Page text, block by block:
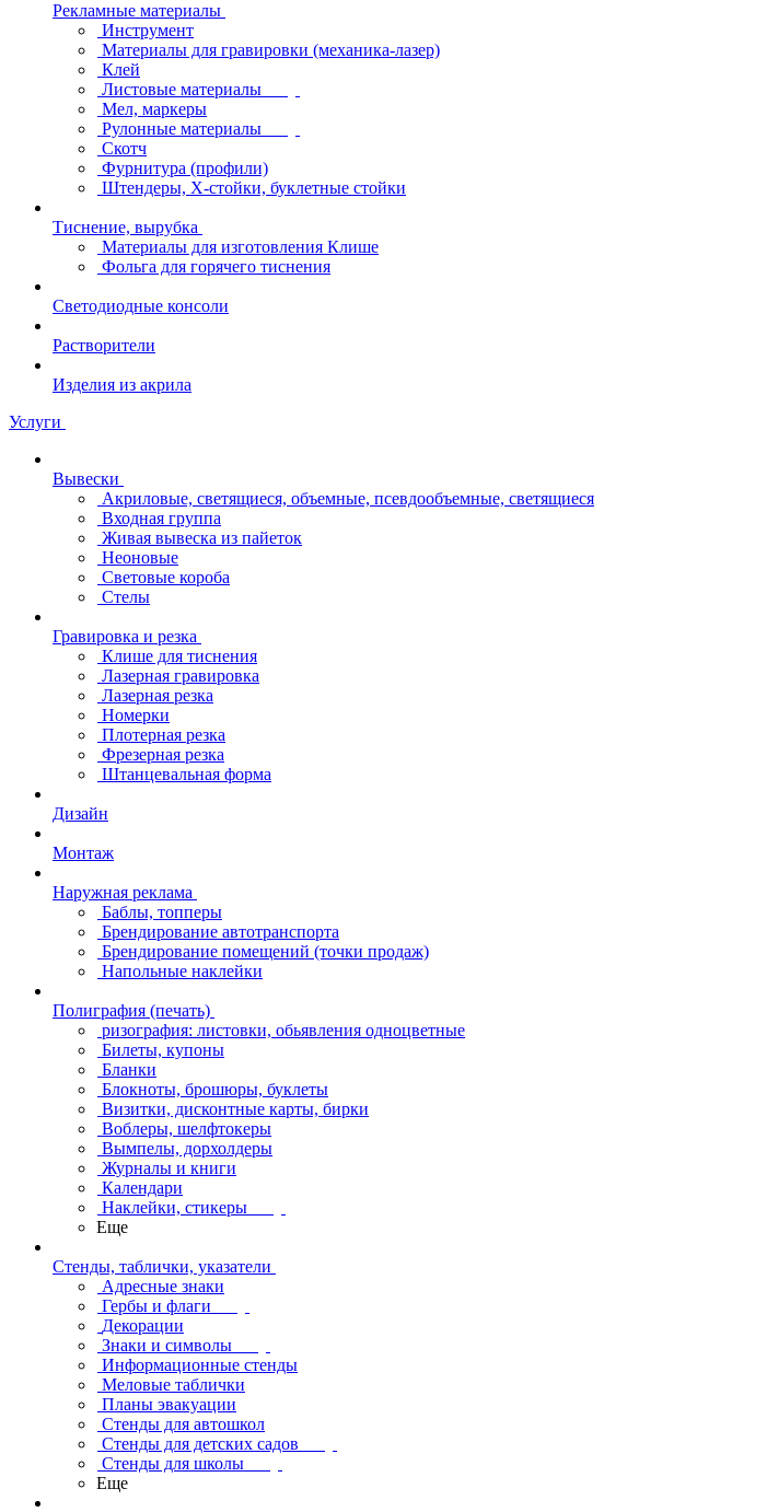
Рекламные материалы
Инструмент
Материалы для гравировки (механика-лазер)
Клей
Листовые материалы
Мел, маркеры
Рулонные материалы
Скотч
Фурнитура (профили)
Штендеры, Х-стойки, буклетные стойки
Тиснение, вырубка
Материалы для изготовления Клише
Фольга для горячего тиснения
Светодиодные консоли
Растворители
Изделия из акрила
Услуги
Вывески
Акриловые, светящиеся, объемные, псевдообъемные, светящиеся
Входная группа
Живая вывеска из пайеток
Неоновые
Световые короба
Стелы
Гравировка и резка
Клише для тиснения
Лазерная гравировка
Лазерная резка
Номерки
Плотерная резка
Фрезерная резка
Штанцевальная форма
Дизайн
Монтаж
Наружная реклама
Баблы, топперы
Брендирование автотранспорта
Брендирование помещений (точки продаж)
Напольные наклейки
Полиграфия (печать)
ризография: листовки, обьявления одноцветные
Билеты, купоны
Бланки
Блокноты, брошюры, буклеты
Визитки, дисконтные карты, бирки
Воблеры, шелфтокеры
Вымпелы, дорхолдеры
Журналы и книги
Календари
Наклейки, стикеры
Еще
Стенды, таблички, указатели
Адресные знаки
Гербы и флаги
Декорации
Знаки и символы
Информационные стенды
Меловые таблички
Планы эвакуации
Стенды для автошкол
Стенды для детских садов
Стенды для школы
Еще